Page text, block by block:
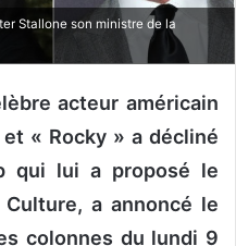
Stallone son ministre de la
acteur américain
« Rocky » a décliné
qui lui a proposé le
a annoncé le
colonnes du lundi 9